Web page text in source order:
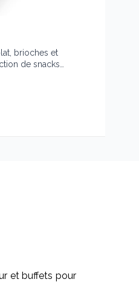
brioches et
de snacks
et buffets pour